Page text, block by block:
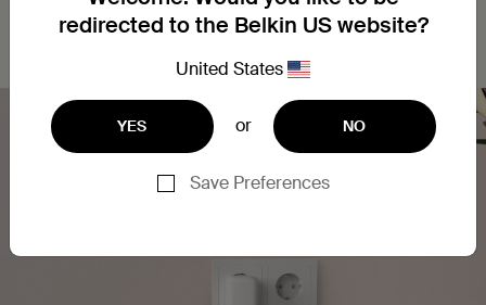
redirected to the Belkin US website?
United States
YES or NO
Save Preferences